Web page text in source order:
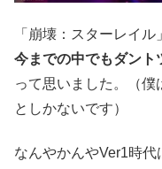
「崩壊：スターレイ
今までの中でもダント
って思いました。（僕
としかないです）
なんやかんやVer1時代